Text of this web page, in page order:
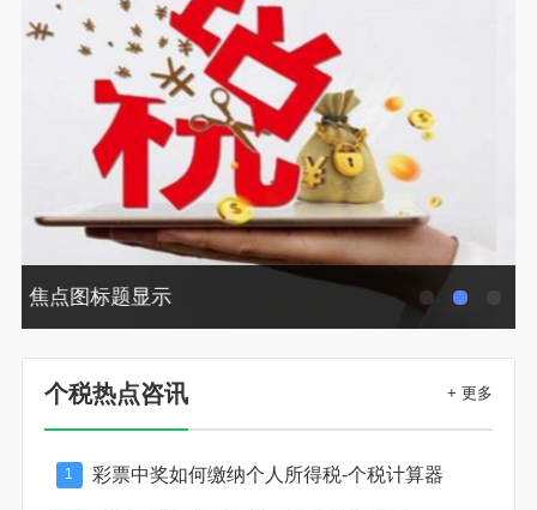
焦点图标题显示
个税热点咨讯 + 更多
1 彩票中奖如何缴纳个人所得税-个税计算器